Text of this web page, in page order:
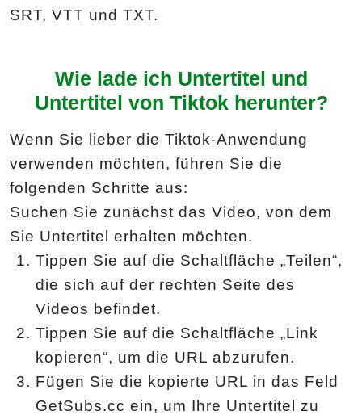
SRT, VTT und TXT.
Wie lade ich Untertitel und
Untertitel von Tiktok herunter?
Wenn Sie lieber die Tiktok-Anwendung
verwenden möchten, führen Sie die
folgenden Schritte aus:
Suchen Sie zunächst das Video, von dem
Sie Untertitel erhalten möchten.
Tippen Sie auf die Schaltfläche „Teilen“,
die sich auf der rechten Seite des
Videos befindet.
Tippen Sie auf die Schaltfläche „Link
kopieren“, um die URL abzurufen.
Fügen Sie die kopierte URL in das Feld
GetSubs.cc ein, um Ihre Untertitel zu